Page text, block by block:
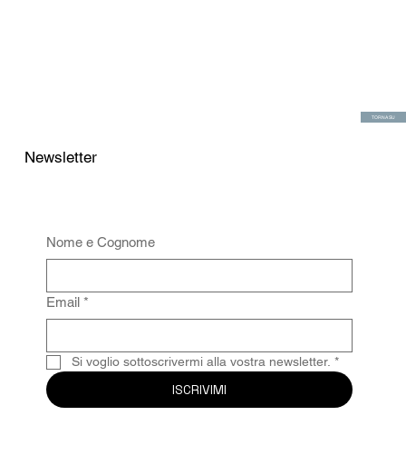
TORNA SU
Newsletter
Nome e Cognome
Email *
Si voglio sottoscrivermi alla vostra newsletter. *
ISCRIVIMI